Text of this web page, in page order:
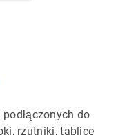
do
rzutniki, tablice